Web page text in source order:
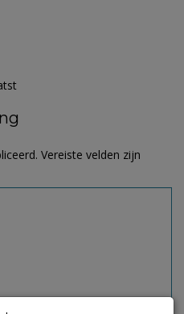
Vereiste velden zijn